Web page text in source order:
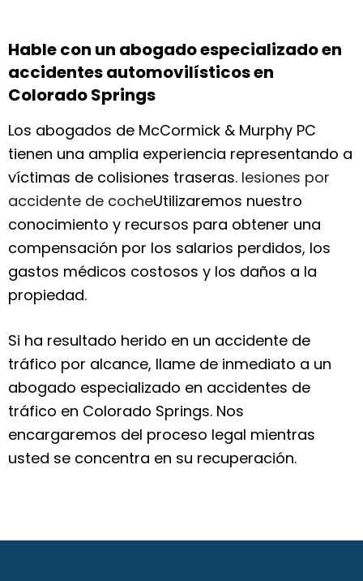
Hable con un abogado especializado en
accidentes automovilísticos en
Colorado Springs
Los abogados de McCormick & Murphy PC
tienen una amplia experiencia representando a
víctimas de colisiones traseras. lesiones por
accidente de cocheUtilizaremos nuestro
conocimiento y recursos para obtener una
compensación por los salarios perdidos, los
gastos médicos costosos y los daños a la
propiedad.
Si ha resultado herido en un accidente de
tráfico por alcance, llame de inmediato a un
abogado especializado en accidentes de
tráfico en Colorado Springs. Nos
encargaremos del proceso legal mientras
usted se concentra en su recuperación.